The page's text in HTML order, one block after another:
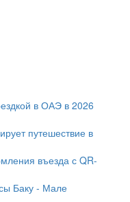
в ОАЭ в 2026
путешествие в
въезда с QR-
Баку - Мале